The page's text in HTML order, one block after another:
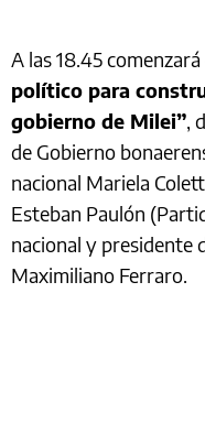
A las 18.45
político para
gobierno de Milei”,
de Gobierno
nacional Mariela
Esteban Paulón
nacional y presidente
Maximiliano Ferraro.